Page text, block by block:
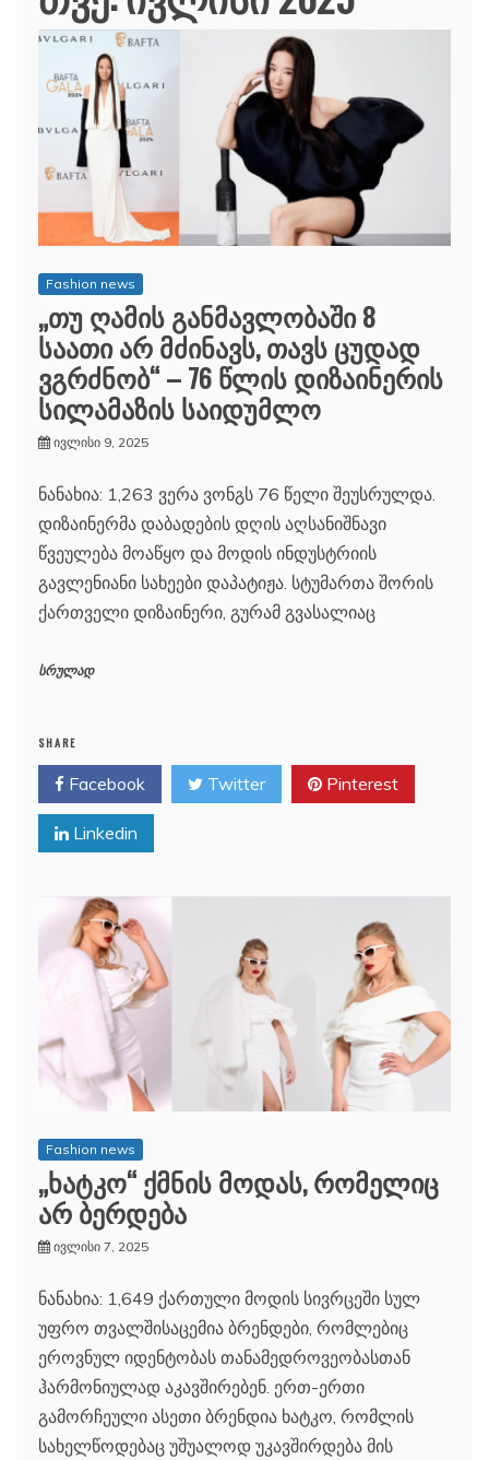
Fashion news
„თუ ღამის განმავლობაში 8
საათი არ მძინავს, თავს ცუდად
ვგრძნობ“ – 76 წლის დიზაინერის
სილამაზის საიდუმლო
ივლისი 9, 2025
ნანახია: 1,263 ვერა ვონგს 76 წელი შეუსრულდა.
დიზაინერმა დაბადების დღის აღსანიშნავი
წვეულება მოაწყო და მოდის ინდუსტრიის
გავლენიანი სახეები დაპატიჟა. სტუმართა შორის
ქართველი დიზაინერი, გურამ გვასალიაც
სრულად
SHARE
Facebook Twitter Pinterest
Linkedin
Fashion news
„ხატკო“ ქმნის მოდას, რომელიც
არ ბერდება
ივლისი 7, 2025
ნანახია: 1,649 ქართული მოდის სივრცეში სულ
უფრო თვალშისაცემია ბრენდები, რომლებიც
ეროვნულ იდენტობას თანამედროვეობასთან
ჰარმონიულად აკავშირებენ. ერთ-ერთი
გამორჩეული ასეთი ბრენდია ხატკო, რომლის
სახელწოდებაც უშუალოდ უკავშირდება მის